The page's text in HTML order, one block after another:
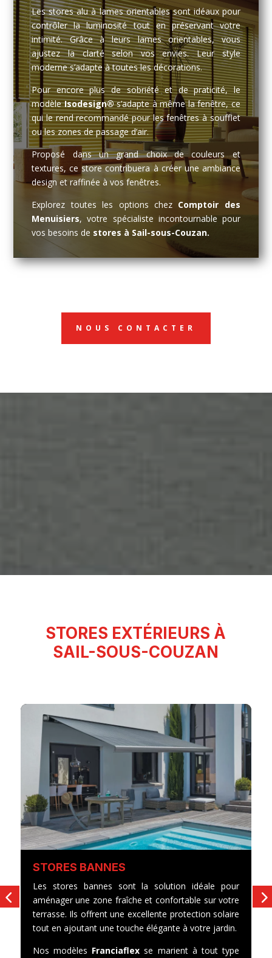
Les stores alu à lames orientables sont idéaux pour
contrôler la luminosité tout en préservant votre
intimité. Grâce à leurs lames orientables, vous
ajustez la clarté selon vos envies. Leur style
moderne s’adapte à toutes les décorations.
Pour encore plus de sobriété et de praticité, le
modèleIsodesign®s’adapte à même la fenêtre, ce
qui le rend recommandé pour les fenêtres à soufflet
ou les zones de passage d’air.
Proposé dans un grand choix de couleurs et
textures, ce store contribuera à créer une ambiance
design et raffinée à vos fenêtres.
Explorez toutes les options chez Comptoir des
Menuisiers, votre spécialiste incontournable pour
vos besoins de stores à Sail-sous-Couzan.
NOUS CONTACTER
STORES EXTÉRIEURS À
SAIL-SOUS-COUZAN
STORES BANNES
Les stores bannes sont la solution idéale pour
aménager une zone fraîche et confortable sur votre
terrasse. Ils offrent une excellente protection solaire
tout en ajoutant une touche élégante à votre jardin.
Nos modèles Franciaflex se marient à tout type